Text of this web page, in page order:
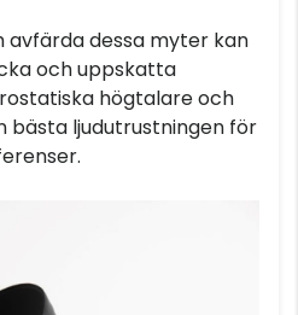
dessa myter kan
och uppskatta
högtalare och
bästa ljudutrustningen för